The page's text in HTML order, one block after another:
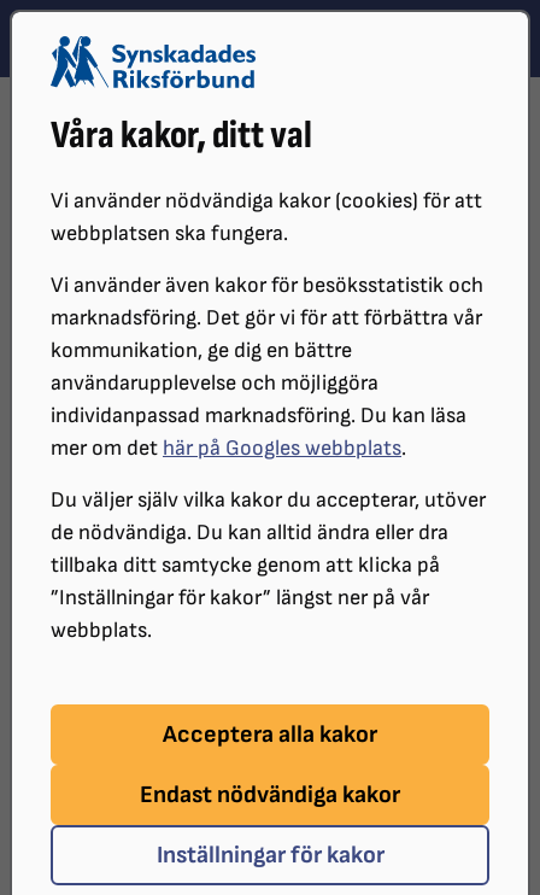
Våra kakor, ditt val
Vi använder nödvändiga kakor (cookies) för att
webbplatsen ska fungera.
Vi använder även kakor för besöksstatistik och
marknadsföring. Det gör vi för att förbättra vår
kommunikation, ge dig en bättre
användarupplevelse och möjliggöra
individanpassad marknadsföring. Du kan läsa
mer om det här på Googles webbplats.
Du väljer själv vilka kakor du accepterar, utöver
de nödvändiga. Du kan alltid ändra eller dra
tillbaka ditt samtycke genom att klicka på
”Inställningar för kakor” längst ner på vår
webbplats.
Acceptera alla kakor
Endast nödvändiga kakor
Inställningar för kakor
Hoppa till innehåll
Hoppa till hitta snabbt
DISTRIKT
SRF ÖREBRO LÄN
SYNVINKELN
Aktuellt medlemsblad
SYNvinkeln april
Innehållsförteckning
Information från distriktet.
- Information från ombudsman